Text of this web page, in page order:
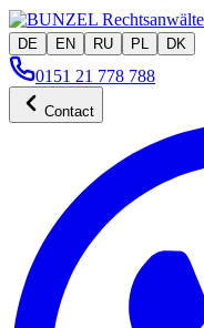
DE
EN RU PL DK
0151 21 778 788
Contact